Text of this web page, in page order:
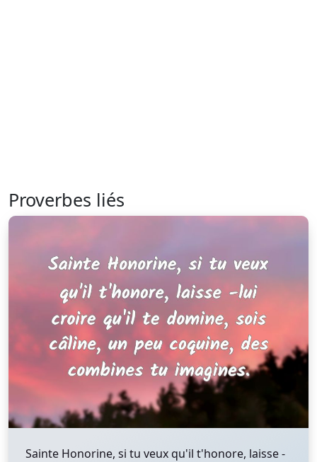
Proverbes liés
Sainte Honorine, si tu veux qu'il t'honore, laisse -